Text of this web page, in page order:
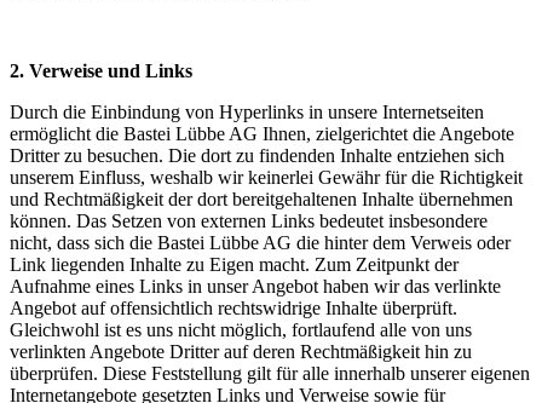
2. Verweise und Links
Durch die Einbindung von Hyperlinks in unsere Internetseiten
ermöglicht die Bastei Lübbe AG Ihnen, zielgerichtet die Angebote
Dritter zu besuchen. Die dort zu findenden Inhalte entziehen sich
unserem Einfluss, weshalb wir keinerlei Gewähr für die Richtigkeit
und Rechtmäßigkeit der dort bereitgehaltenen Inhalte übernehmen
können. Das Setzen von externen Links bedeutet insbesondere
nicht, dass sich die Bastei Lübbe AG die hinter dem Verweis oder
Link liegenden Inhalte zu Eigen macht. Zum Zeitpunkt der
Aufnahme eines Links in unser Angebot haben wir das verlinkte
Angebot auf offensichtlich rechtswidrige Inhalte überprüft.
Gleichwohl ist es uns nicht möglich, fortlaufend alle von uns
verlinkten Angebote Dritter auf deren Rechtmäßigkeit hin zu
überprüfen. Diese Feststellung gilt für alle innerhalb unserer eigenen
Internetangebote gesetzten Links und Verweise sowie für